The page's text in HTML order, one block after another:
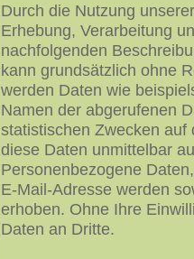
Durch die Nutzung
Erhebung, Verarbeitung
nachfolgenden
kann grundsätzlich ohne
werden Daten wie
Namen der abgerufenen
statistischen Zwecken
diese Daten unmittelbar
Personenbezogene
E-Mail-Adresse werden
erhoben. Ohne Ihre
Daten an Dritte.